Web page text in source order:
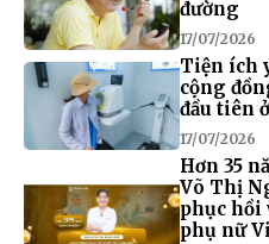
đường
17/07/2026
Tiện ích
cộng
đầu tiên
17/07/2026
Hơn 35
Võ Thị
phục hồi
phụ nữ